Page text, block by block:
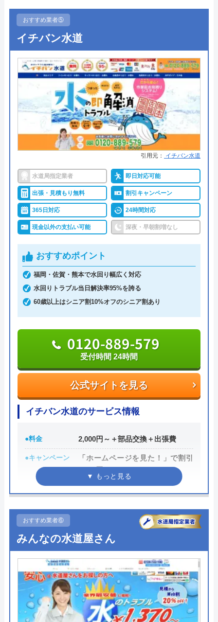
運営会社 株式会社クリーンライフ
元村祐次
所在地
〒564-0052
大阪府吹田市広芝町6-10
全国
クリーンライフのクチコミ on
4.8（ 410件のクチコミ）
※クチコミの内容について
うまい棒エビマヨ
2 か月前
スムーズに対応して頂けて助かりました。ト
イレの交換部分もその都度言って下さって助
かりました。
Googleクチコミを見る
●定休日
●出張見積もり 出張見積もり無料
●支払い方法 現金、クレジットカード
●累計実績 施工対応数240万件以上
●保証・保険 ―
詳細は公式HPでご確認ください
水の生活救急車がおすすめの理由
拠点数2270店舗と日本全国に拠点を構え、年中無休
で対応をしています。日中はコールセンターにて問
い合わせ受付をしてくれるので、すぐに相談ができ
水トラブルの不安もすぐに解消できます。
調整作業のみであれば8,800円～と明朗会計。問い合
ずは電話相談をしてみることをおすすめします。
日本全国の水トラブルに対応している水の生活救急
車はトイレのみならず洗面所やキッチン、お風呂な
どにも対応してくれる水まわりトラブル解決のスペ
おすすめポイントとしてはこれまでの施工対応実績
は240万件以上と豊富な実績数があり、また最短5分
で業者を手配してくれて最短30分でスピード駆け付
けしてくれるところです。
また、取扱いメーカーに関しても幅広いため、水ま
う。
もちろん見積もりは無料ですし、出張・キャンセル
についても無料ですので、まずはサイトを覗いてみ
てはいかがでしょうか？
公式サイトを見る
0120-569-365
受付時間 8:00～22:00
水の生活救急車の基本情報
おすすめ業者⑤
イチバン水道
引用元： イチバン水道
水道局指定業者 即日対応可能
出張・見積もり無料 割引キャンペーン
365日対応 24時間対応
現金以外の支払い可能 深夜・早朝割増なし
おすすめポイント
福岡・佐賀・熊本で水回り幅広く対応
水回りトラブル当日解決率95%を誇る
60歳以上はシニア割10%オフのシニア割あり
公式サイトを見る
0120-889-579
受付時間 24時間
イチバン水道のサービス情報
●料金 2,000円～＋部品交換＋出張費
●キャンペーン
「ホームページを見た！」で割引
3,000円
60歳以上の方 10% OFF
●受付時間
●定休日 ―
●出張見積もり 出張費あり
●支払い方法
現金、クレジットカード、QRコー
ド決済
●累計実績 ―
おすすめ業者⑥
みんなの水道屋さん